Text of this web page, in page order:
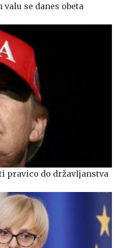
se danes obeta
pravico do državljanstva